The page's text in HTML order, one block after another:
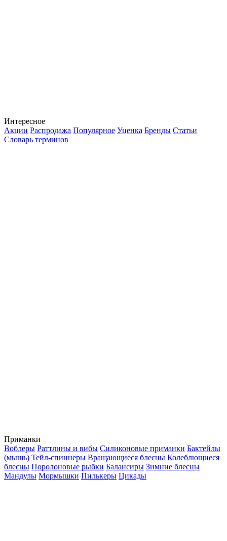
Интересное
Акции Распродажа Популярное Уценка Бренды Статьи
Словарь терминов
Приманки
Воблеры Раттлины и вибы Силиконовые приманки Бактейлы
(мышь) Тейл-спиннеры Вращающиеся блесны Колеблющиеся
блесны Поролоновые рыбки Балансиры Зимние блесны
Мандулы Мормышки Пилькеры Цикады